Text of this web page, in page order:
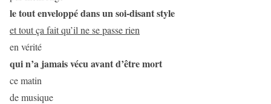
le tout enveloppé dans un soi-disant style
et tout ça fait qu’il ne se passe rien
en vérité
qui n’a jamais vécu avant d’être mort
ce matin
de musique